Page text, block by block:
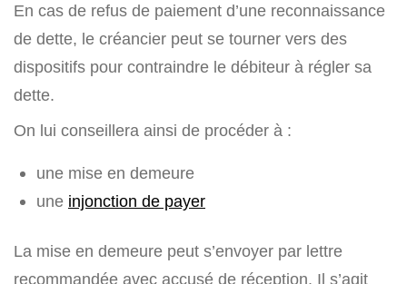
En cas de refus de paiement d’une reconnaissance
de dette, le créancier peut se tourner vers des
dispositifs pour contraindre le débiteur à régler sa
dette.
On lui conseillera ainsi de procéder à :
une mise en demeure
une injonction de payer
La mise en demeure peut s’envoyer par lettre
recommandée avec accusé de réception. Il s’agit